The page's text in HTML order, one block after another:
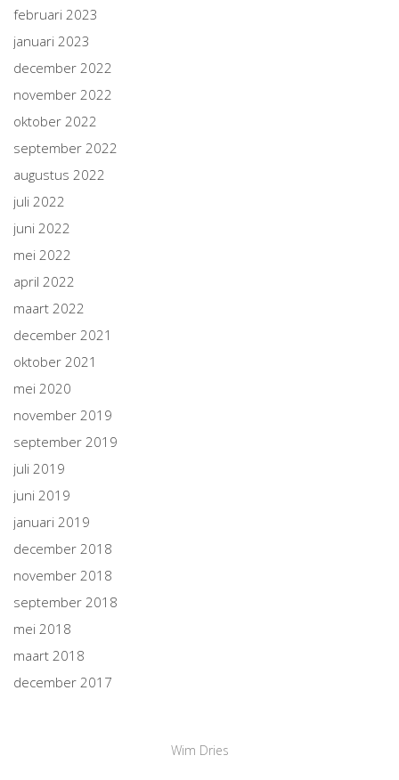
februari 2023
januari 2023
december 2022
november 2022
oktober 2022
september 2022
augustus 2022
juli 2022
juni 2022
mei 2022
april 2022
maart 2022
december 2021
oktober 2021
mei 2020
november 2019
september 2019
juli 2019
juni 2019
januari 2019
december 2018
november 2018
september 2018
mei 2018
maart 2018
december 2017
Wim Dries